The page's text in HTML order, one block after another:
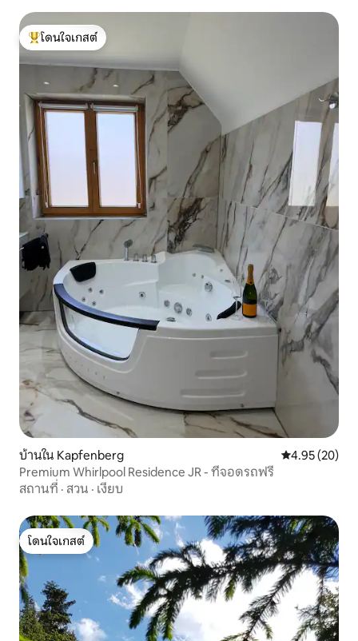
โดนใจเกสต์ที่สุด
โดนใจเกสต์
บ้านใน Kapfenberg คะแนนเฉลี่ย
4.95 (20)
Premium Whirlpool Residence JR - ที่จอดรถฟรี
สถานที่ · สวน · เงียบ
โดนใจเกสต์
โดนใจเกสต์